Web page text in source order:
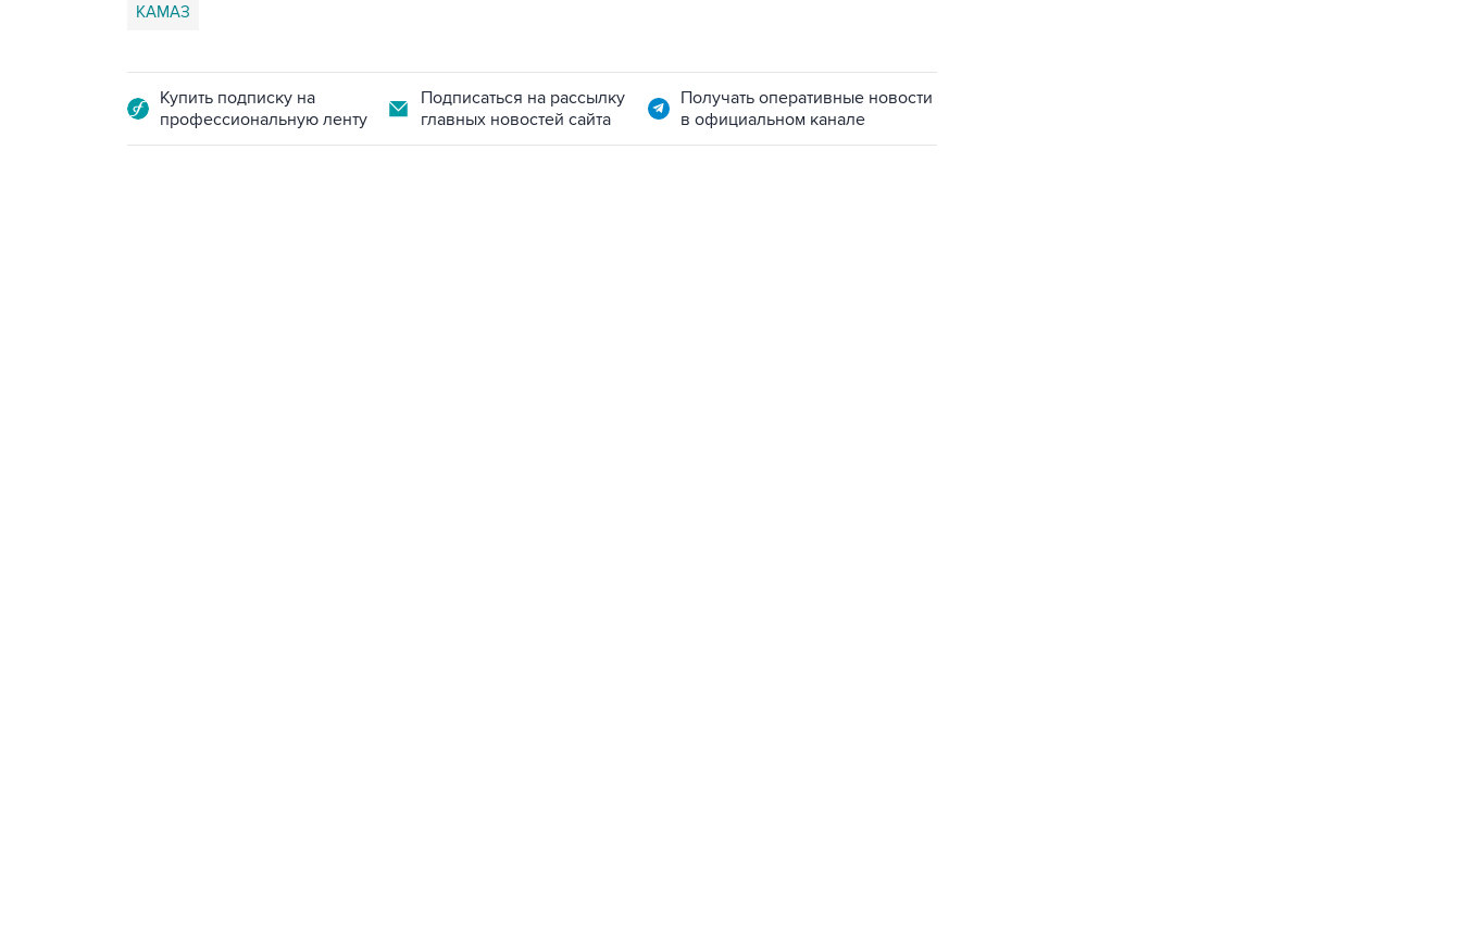
КАМАЗ
Купить подписку на
профессиональную ленту
Подписаться на рассылку
главных новостей сайта
Получать оперативные новости
в официальном канале